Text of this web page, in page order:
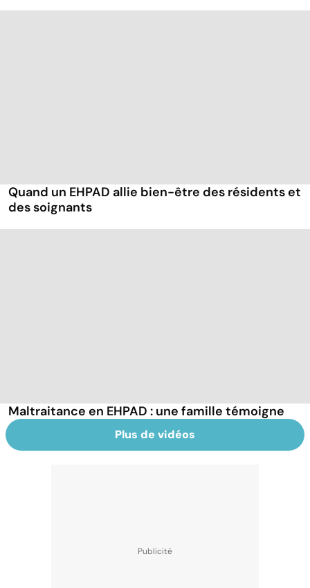
Quand un EHPAD allie bien-être des résidents et
des soignants
Maltraitance en EHPAD : une famille témoigne
Plus de vidéos